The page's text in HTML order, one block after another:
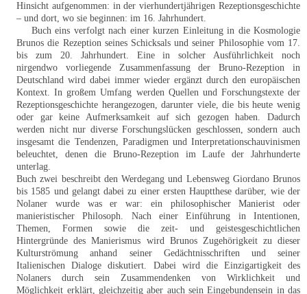
Hinsicht aufgenommen: in der vierhundertjährigen Rezeptionsgeschichte
– und dort, wo sie beginnen: im 16. Jahrhundert.
Buch eins verfolgt nach einer kurzen Einleitung in die Kosmologie
Brunos die Rezeption seines Schicksals und seiner Philosophie vom 17.
bis zum 20. Jahrhundert. Eine in solcher Ausführlichkeit noch
nirgendwo vorliegende Zusammenfassung der Bruno-Rezeption in
Deutschland wird dabei immer wieder ergänzt durch den europäischen
Kontext. In großem Umfang werden Quellen und Forschungstexte der
Rezeptionsgeschichte herangezogen, darunter viele, die bis heute wenig
oder gar keine Aufmerksamkeit auf sich gezogen haben. Dadurch
werden nicht nur diverse Forschungslücken geschlossen, sondern auch
insgesamt die Tendenzen, Paradigmen und Interpretationschauvinismen
beleuchtet, denen die Bruno-Rezeption im Laufe der Jahrhunderte
unterlag.
Buch zwei beschreibt den Werdegang und Lebensweg Giordano Brunos
bis 1585 und gelangt dabei zu einer ersten Hauptthese darüber, wie der
Nolaner wurde was er war: ein philosophischer Manierist oder
manieristischer Philosoph. Nach einer Einführung in Intentionen,
Themen, Formen sowie die zeit- und geistesgeschichtlichen
Hintergründe des Manierismus wird Brunos Zugehörigkeit zu dieser
Kulturströmung anhand seiner Gedächtnisschriften und seiner
Italienischen Dialoge diskutiert. Dabei wird die Einzigartigkeit des
Nolaners durch sein Zusammendenken von Wirklichkeit und
Möglichkeit erklärt, gleichzeitig aber auch sein Eingebundensein in das